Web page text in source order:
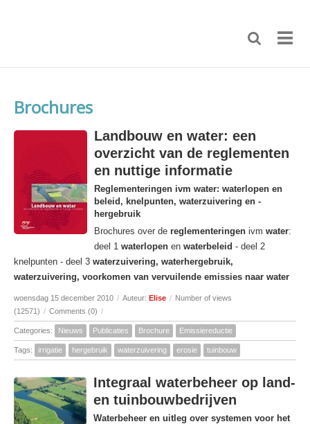
Brochures
Landbouw en water: een
overzicht van de reglementen
en nuttige informatie
Reglementeringen ivm water: waterlopen en
beleid, knelpunten, waterzuivering en -
hergebruik
Brochures over de reglementeringen ivm water:
deel 1 waterlopen en waterbeleid - deel 2
knelpunten - deel 3 waterzuivering, waterhergebruik,
waterzuivering, voorkomen van vervuilende emissies naar water
woensdag 15 december 2010 / Auteur: Elise / Number of views
(12571) / Comments (0) /
Categories: Nieuws Publicaties Brochure Emissiereductie
Tags: irrigatie hergebruik waterzuivering erosie tuinbouw
Integraal waterbeheer op land-
en tuinbouwbedrijven
Waterbeheer en uitleg over systemen voor het